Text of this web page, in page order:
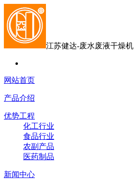
江苏健达-废水废液干燥机
网站首页
产品介绍
优势工程
化工行业
食品行业
农副产品
医药制品
新闻中心